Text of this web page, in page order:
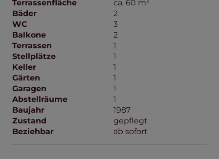
Terrassenfläche ca. 60 m
Bäder
2
WC
3
Balkone
2
Terrassen
1
Stellplätze
1
Keller
1
Gärten
1
Garagen
1
Abstellräume
1
Baujahr
1987
Zustand
gepflegt
Beziehbar
ab sofort